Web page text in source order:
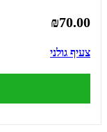
₪70.00
צעיף גולני